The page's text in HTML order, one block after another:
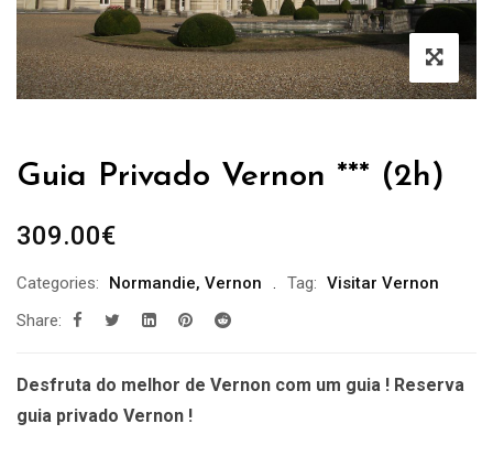
Guia Privado Vernon *** (2h)
309.00€
Categories: Normandie, Vernon Tag: Visitar Vernon
Share:
Desfruta do melhor de Vernon com um guia ! Reserva
guia privado Vernon !